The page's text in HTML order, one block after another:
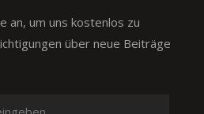
an, um uns kostenlos zu
über neue Beiträge